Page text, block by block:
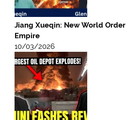
Jiang Xueqin: New World Order
Empire
10/03/2026